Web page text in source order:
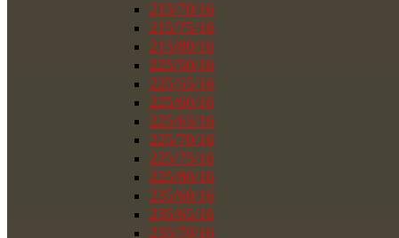
215/70/16
215/75/16
215/80/16
225/50/16
225/55/16
225/60/16
225/65/16
225/70/16
225/75/16
225/80/16
235/60/16
235/65/16
235/70/16